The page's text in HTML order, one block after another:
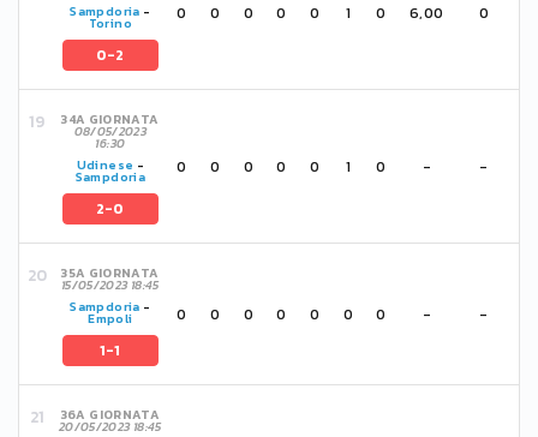
Sampdoria -
Torino
0-2
0 0 0 0 0 1 0 6,00 0
34A GIORNATA
08/05/2023
16:30
Udinese -
Sampdoria
2-0
0 0 0 0 0 1 0 - -
35A GIORNATA
15/05/2023 18:45
Sampdoria -
Empoli
1-1
0 0 0 0 0 0 0 - -
36A GIORNATA
20/05/2023 18:45